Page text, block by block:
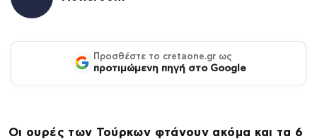
Προσθέστε το cretaone.gr ως
προτιμώμενη πηγή στο Google
Οι ουρές των Τούρκων φτάνουν ακόμα και τα 6